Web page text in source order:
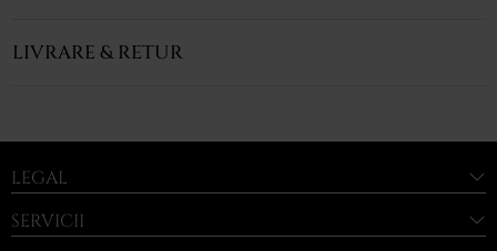
LIVRARE & RETUR
LEGAL
SERVICII